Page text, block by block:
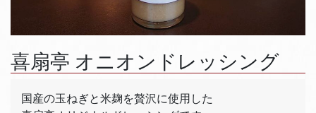
喜扇亭 オニオンドレッシング
国産の玉ねぎと米麹を贅沢に使用した